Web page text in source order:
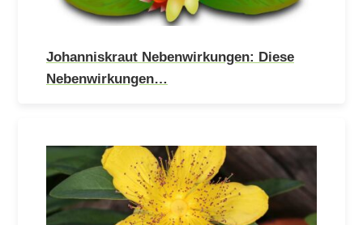
Johanniskraut Nebenwirkungen: Diese
Nebenwirkungen…